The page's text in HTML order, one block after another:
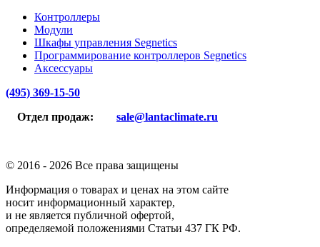
Контроллеры
Модули
Шкафы управления Segnetics
Программирование контроллеров Segnetics
Аксессуары
(495) 369-15-50
Отдел продаж: sale@lantaclimate.ru
© 2016 - 2026 Все права защищены
Информация о товарах и ценах на этом сайте
носит информационный характер,
и не является публичной офертой,
определяемой положениями Статьи 437 ГК РФ.